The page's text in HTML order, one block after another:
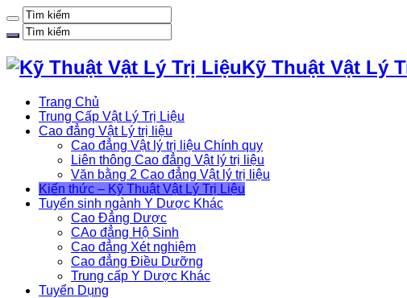
Kỹ Thuật Vật Lý
Trang Chủ
Trung Cấp Vật Lý Trị Liệu
Cao đẳng Vật Lý trị liệu
Cao đẳng Vật lý trị liệu Chính quy
Liên thông Cao đẳng Vật lý trị liệu
Văn bằng 2 Cao đẳng Vật lý trị liệu
Kiến thức – Kỹ Thuật Vật Lý Trị Liệu
Tuyển sinh ngành Y Dược Khác
Cao Đẳng Dược
CAo đẳng Hộ Sinh
Cao đẳng Xét nghiệm
Cao đẳng Điều Dưỡng
Trung cấp Y Dược Khác
Tuyển Dụng